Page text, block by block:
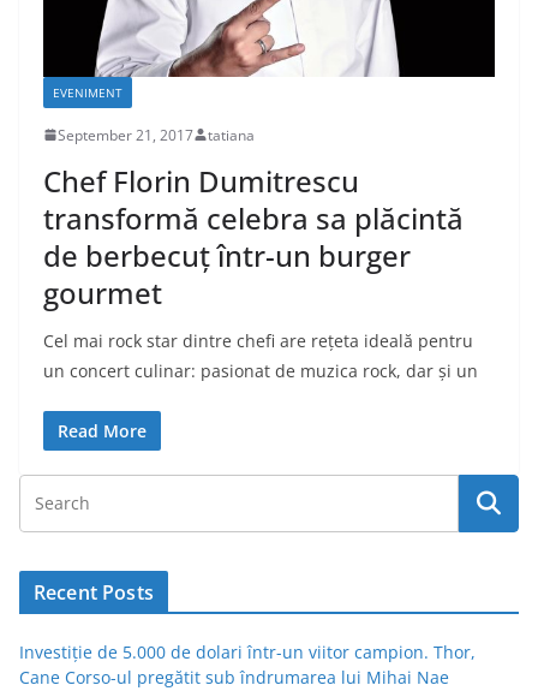
EVENIMENT
September 21, 2017 tatiana
Chef Florin Dumitrescu
transformă celebra sa plăcintă
de berbecuț într-un burger
gourmet
Cel mai rock star dintre chefi are rețeta ideală pentru
un concert culinar: pasionat de muzica rock, dar și un
Read More
Recent Posts
Investiție de 5.000 de dolari într-un viitor campion. Thor,
Cane Corso-ul pregătit sub îndrumarea lui Mihai Nae